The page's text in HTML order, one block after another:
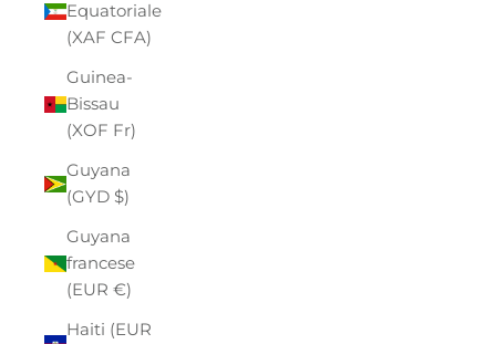
Equatoriale
(XAF CFA)
Guinea-
Bissau
(XOF Fr)
Guyana
(GYD $)
Guyana
francese
(EUR €)
Haiti (EUR